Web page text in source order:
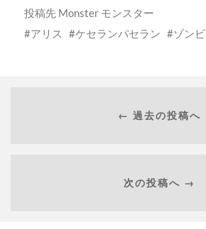
投稿先 Monster モンスター
アリス
ケセランパセラン ゾンビ
← 過去の投稿へ
次の投稿へ →